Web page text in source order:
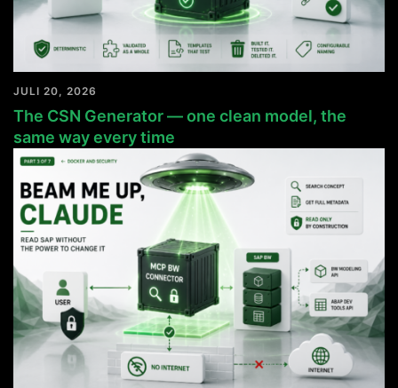
JULI 20, 2026
The CSN Generator — one clean model, the
same way every time